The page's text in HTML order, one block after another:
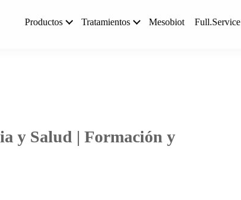
Productos Tratamientos Mesobiot Full.Service
y Salud | Formación y